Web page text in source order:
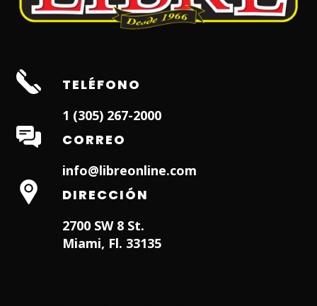
TELÉFONO
1 (305) 267-2000
CORREO
info@libreonline.com
DIRECCIÓN
2700 SW 8 St.
Miami, Fl. 33135